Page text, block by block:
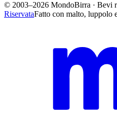
© 2003–2026 MondoBirra · Bevi
RiservataFatto con malto, luppolo